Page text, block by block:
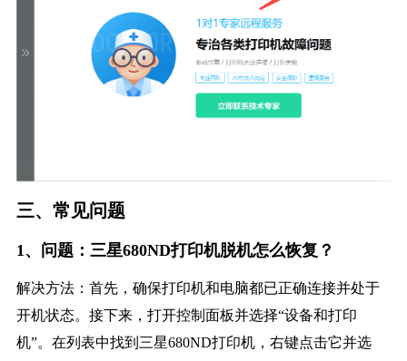
三、常见问题
1、问题：三星680ND打印机脱机怎么恢复？
解决方法：首先，确保打印机和电脑都已正确连接并处于
开机状态。接下来，打开控制面板并选择“设备和打印
机”。在列表中找到三星680ND打印机，右键点击它并选